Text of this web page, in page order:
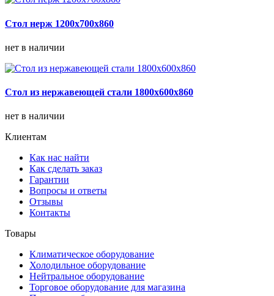
Стол нерж 1200х700х860
нет в наличии
Стол из нержавеющей стали 1800х600х860
нет в наличии
Клиентам
Как нас найти
Как сделать заказ
Гарантии
Вопросы и ответы
Отзывы
Контакты
Товары
Климатическое оборудование
Холодильное оборудование
Нейтральное оборудование
Торговое оборудование для магазина